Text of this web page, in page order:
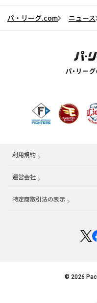
パ・リーグ.com ニュース
利用規約
運営会社 （別ウィンドウで開く）
特定商取引法の表示
© 2026